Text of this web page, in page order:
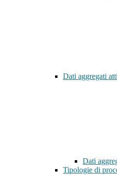
Dati aggregati
Dati
Tipologie di